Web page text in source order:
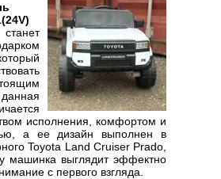
исполнения, комфортом и
а ее дизайн выполнен в
Toyota Land Cruiser Prado,
машинка выглядит эффектно
с первого взгляда.